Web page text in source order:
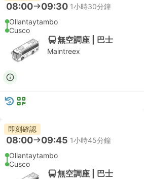
08:00 09:30 1小時30分鐘
Ollantaytambo
Cusco
無空調座 | 巴士
Maintreex
即刻確認
08:00 09:45 1小時45分鐘
Ollantaytambo
Cusco
無空調座 | 巴士